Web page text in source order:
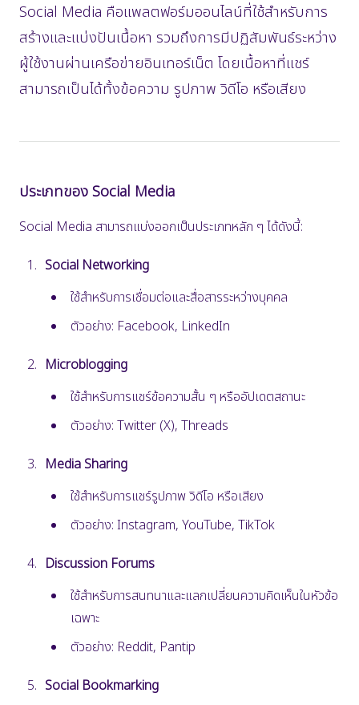
Social Media คือแพลตฟอร์มออนไลน์ที่ใช้สำหรับการ
สร้างและแบ่งปันเนื้อหา รวมถึงการมีปฏิสัมพันธ์ระหว่าง
ผู้ใช้งานผ่านเครือข่ายอินเทอร์เน็ต โดยเนื้อหาที่แชร์
สามารถเป็นได้ทั้งข้อความ รูปภาพ วิดีโอ หรือเสียง
ประเภทของ Social Media
Social Media สามารถแบ่งออกเป็นประเภทหลัก ๆ ได้ดังนี้:
Social Networking
ใช้สำหรับการเชื่อมต่อและสื่อสารระหว่างบุคคล
ตัวอย่าง: Facebook, LinkedIn
Microblogging
ใช้สำหรับการแชร์ข้อความสั้น ๆ หรืออัปเดตสถานะ
ตัวอย่าง: Twitter (X), Threads
Media Sharing
ใช้สำหรับการแชร์รูปภาพ วิดีโอ หรือเสียง
ตัวอย่าง: Instagram, YouTube, TikTok
Discussion Forums
ใช้สำหรับการสนทนาและแลกเปลี่ยนความคิดเห็นในหัวข้อ
เฉพาะ
ตัวอย่าง: Reddit, Pantip
Social Bookmarking